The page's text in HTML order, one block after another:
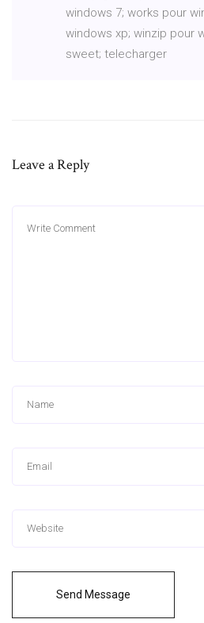
windows 7; works pour
windows xp; winzip pour
sweet; telecharger
Leave a Reply
Send Message